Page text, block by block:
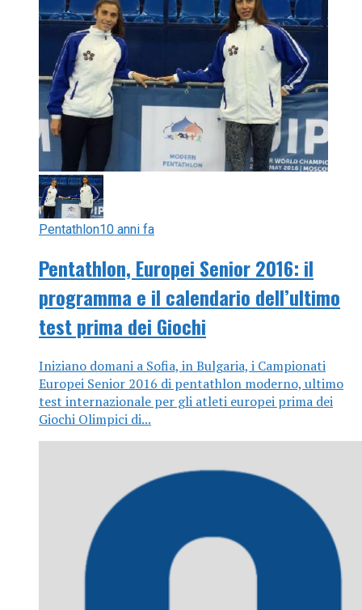
Pentathlon10 anni fa
Pentathlon, Europei Senior 2016: il
programma e il calendario dell’ultimo
test prima dei Giochi
Iniziano domani a Sofia, in Bulgaria, i Campionati
Europei Senior 2016 di pentathlon moderno, ultimo
test internazionale per gli atleti europei prima dei
Giochi Olimpici di...